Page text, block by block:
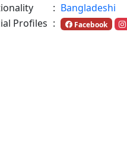
: Bangladeshi
Profiles : Facebook